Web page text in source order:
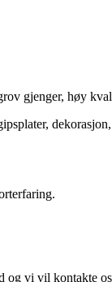
gjenger, høy
og vi vil kontakte